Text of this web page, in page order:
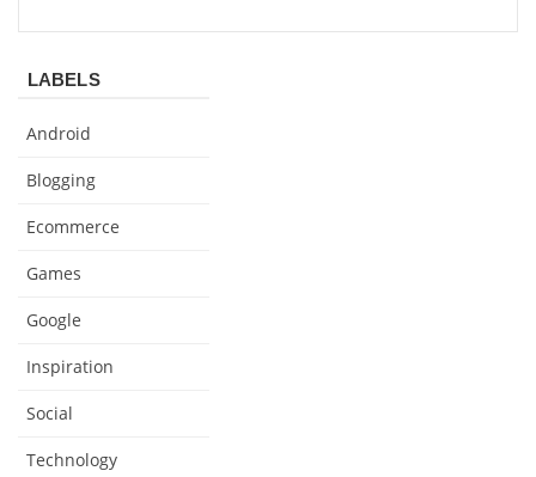
LABELS
Android
Blogging
Ecommerce
Games
Google
Inspiration
Social
Technology